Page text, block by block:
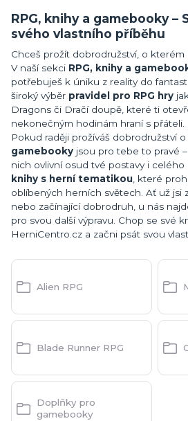
RPG, knihy a gamebooky –
svého vlastního příběhu
Chceš prožít dobrodružství, o kterém
V naší sekci RPG, knihy a
potřebuješ k úniku z reality do
široký výběr pravidel pro RPG hry
Dragons či Dračí doupě, které ti
nekonečným hodinám hraní s přáteli.
Pokud raději prožíváš dobrodružství
gamebooky jsou pro tebe to pravé
nich ovlivní osud tvé postavy i celého
knihy s herní tematikou, které
oblíbených herních světech. Ať už jsi
nebo začínající dobrodruh, u nás
pro svou další výpravu. Chop se své
HerniCentro.cz a začni psát svou
Alien RPG
Blade Runner RPG
Doplňky pro
gamebooky